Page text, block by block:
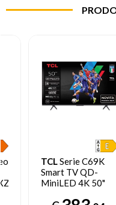
TCLSerie C69K
Smart TV QD-
MiniLED 4K 50"